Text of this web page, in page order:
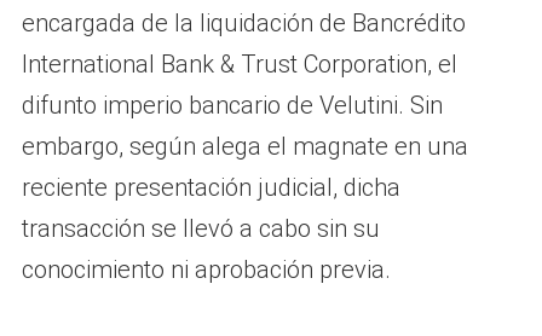
encargada de la liquidación de Bancrédito
International Bank & Trust Corporation, el
difunto imperio bancario de Velutini. Sin
embargo, según alega el magnate en una
reciente presentación judicial, dicha
transacción se llevó a cabo sin su
conocimiento ni aprobación previa.